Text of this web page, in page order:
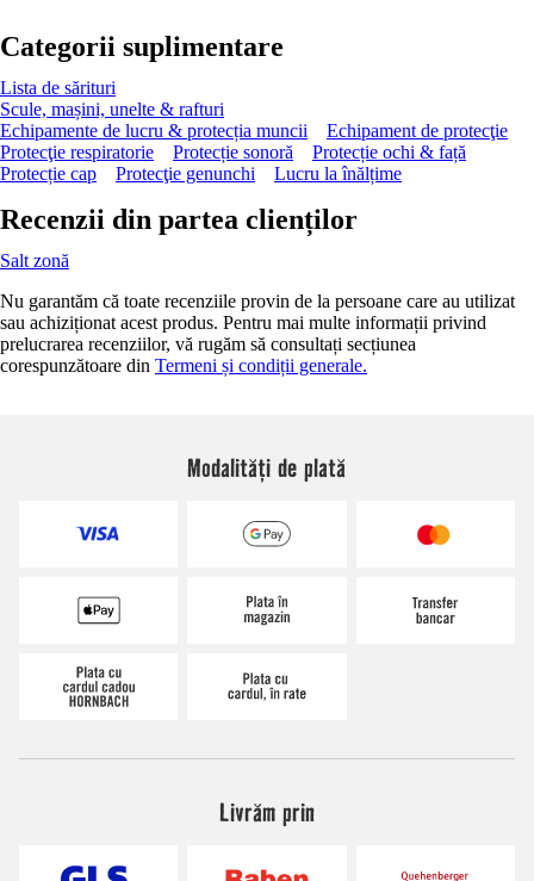
Categorii suplimentare
Lista de sărituri
Scule, mașini, unelte & rafturi
Echipamente de lucru & protecția muncii
Echipament de protecţie
Protecţie respiratorie
Protecție sonoră
Protecție ochi & față
Protecție cap
Protecţie genunchi Lucru la înălțime
Recenzii din partea clienților
Salt zonă
Nu garantăm că toate recenziile provin de la persoane care au utilizat
sau achiziționat acest produs. Pentru mai multe informații privind
prelucrarea recenziilor, vă rugăm să consultați secțiunea
corespunzătoare din Termeni și condiții generale.
Modalități de plată
Livrăm prin